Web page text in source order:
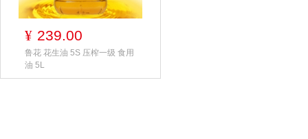
¥ 239.00
鲁花 花生油 5S 压榨一级 食用
油 5L